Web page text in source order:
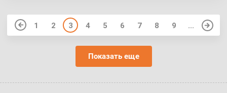
Показать еще
1 2 3 4 5 6 7 8 9 ...